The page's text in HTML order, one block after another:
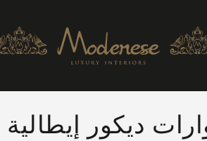
ديكور إيطالية